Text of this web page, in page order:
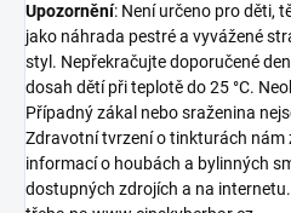
Upozornění: Není určeno pro děti,
jako náhrada pestré a vyvážené
styl. Nepřekračujte doporučené
dosah dětí při teplotě do 25 °C.
Případný zákal nebo sraženina
Zdravotní tvrzení o tinkturách nám
informací o houbách a bylinných
dostupných zdrojích a na